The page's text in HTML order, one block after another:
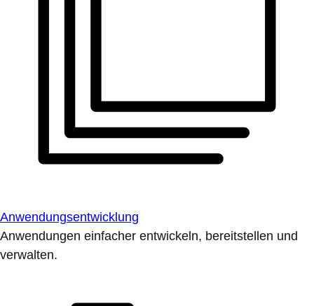
Anwendungsentwicklung
Anwendungen einfacher entwickeln, bereitstellen und
verwalten.